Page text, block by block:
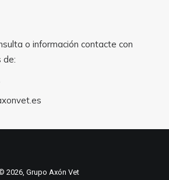
o información contacte con
de:
2026, Grupo Axón Vet